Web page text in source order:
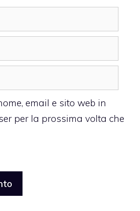
email e sito web in
per la prossima volta che